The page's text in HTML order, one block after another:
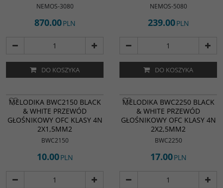
NEMOS-3080
870.00PLN
DO KOSZYKA
NEMOS-5080
239.00PLN
DO KOSZYKA
BESTSELLER
MELODIKA BWC2150 BLACK
& WHITE PRZEWÓD
GŁOŚNIKOWY OFC KLASY 4N
2X1,5MM2
BWC2150
10.00PLN
BESTSELLER
MELODIKA BWC2250 BLACK
& WHITE PRZEWÓD
GŁOŚNIKOWY OFC KLASY 4N
2X2,5MM2
BWC2250
17.00PLN